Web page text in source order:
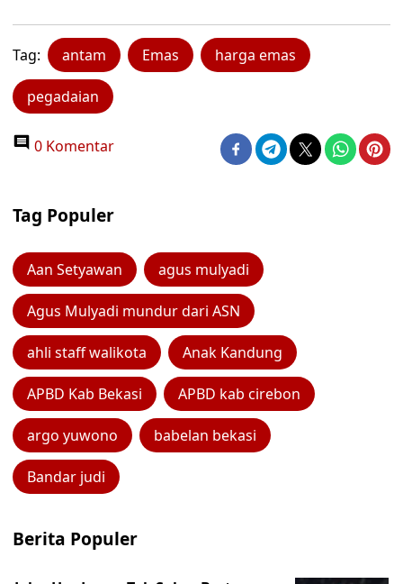
Tag: antam Emas harga emas
pegadaian
0 Komentar
Tag Populer
Aan Setyawan agus mulyadi
Agus Mulyadi mundur dari ASN
ahli staff walikota Anak Kandung
APBD Kab Bekasi APBD kab cirebon
argo yuwono babelan bekasi
Bandar judi
Berita Populer